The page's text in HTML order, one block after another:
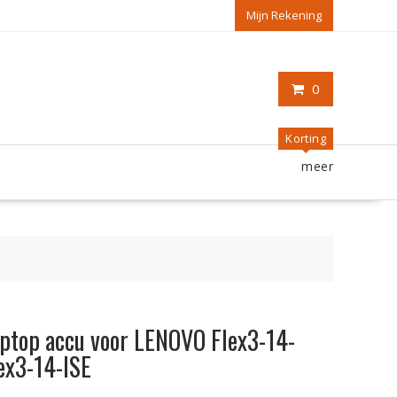
Mijn Rekening
0
Korting
meer
accu voor LENOVO Flex3-14-
14-ISE